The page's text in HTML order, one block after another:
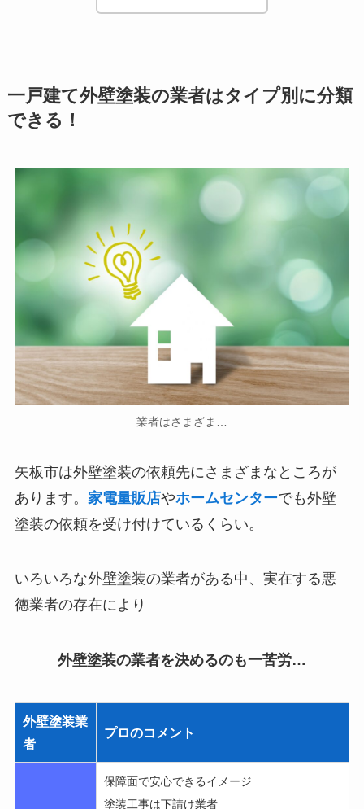
一戸建て外壁塗装の業者はタイプ別に分類
できる！
業者はさまざま…
矢板市は外壁塗装の依頼先にさまざまなところが
あります。 家電量販店やホームセンターでも外壁
塗装の依頼を受け付けているくらい。
いろいろな外壁塗装の業者がある中、 実在する悪
徳業者の存在により
外壁塗装の業者を決めるのも一苦労…
外壁塗装業
者
プロのコメント
保障面で安心できるイメージ
塗装工事は下請け業者